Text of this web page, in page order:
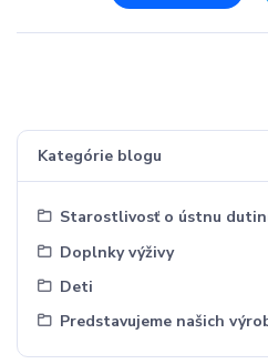
Kategórie blogu
Starostlivosť o ústnu
Doplnky výživy
Deti
Predstavujeme našich